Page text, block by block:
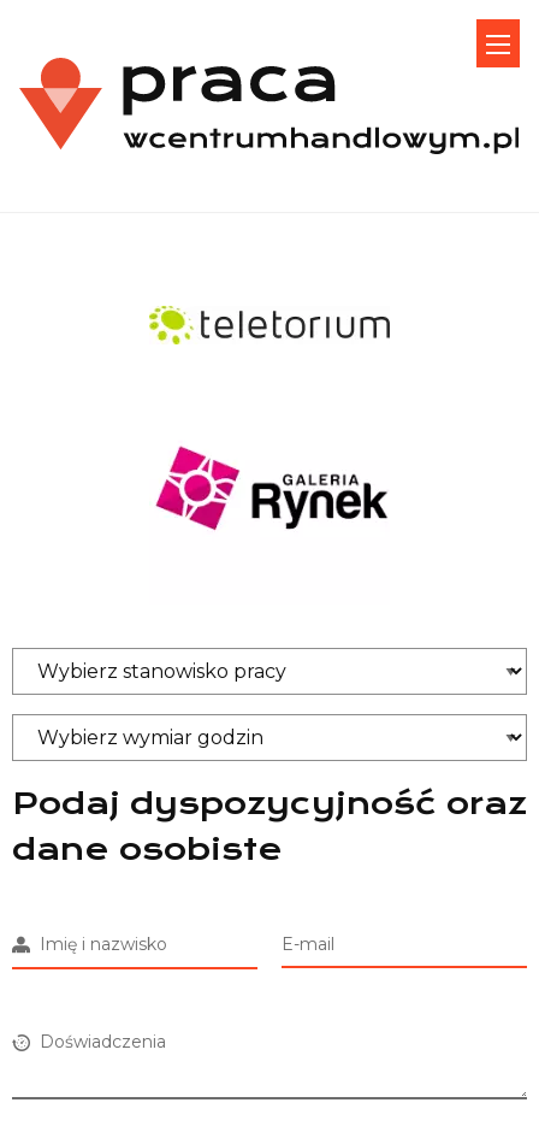
Podaj dyspozycyjność oraz
dane osobiste
Imię i nazwisko E-mail
Doświadczenia